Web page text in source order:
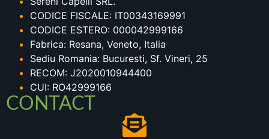
CODICE FISCALE: IT00343169991
CODICE ESTERO: 000042999166
Fabrica: Resana, Veneto, Italia
Sediu Romania: Bucuresti, Sf. Vineri, 25
RECOM: J2020010944400
CUI: RO42999166
CONTACT